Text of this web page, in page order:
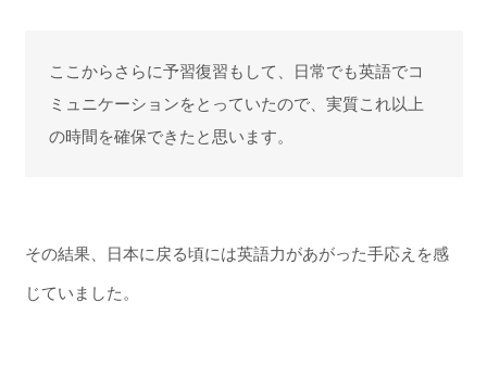
ここからさらに予習復習もして、日常でも英語でコ
ミュニケーションをとっていたので、実質これ以上
の時間を確保できたと思います。
その結果、日本に戻る頃には英語力があがった手応えを感
じていました。